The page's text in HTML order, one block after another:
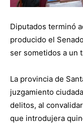
Diputados terminó
producido el
ser sometidos a un
La provincia de
juzgamiento
delitos, al
que introdujera